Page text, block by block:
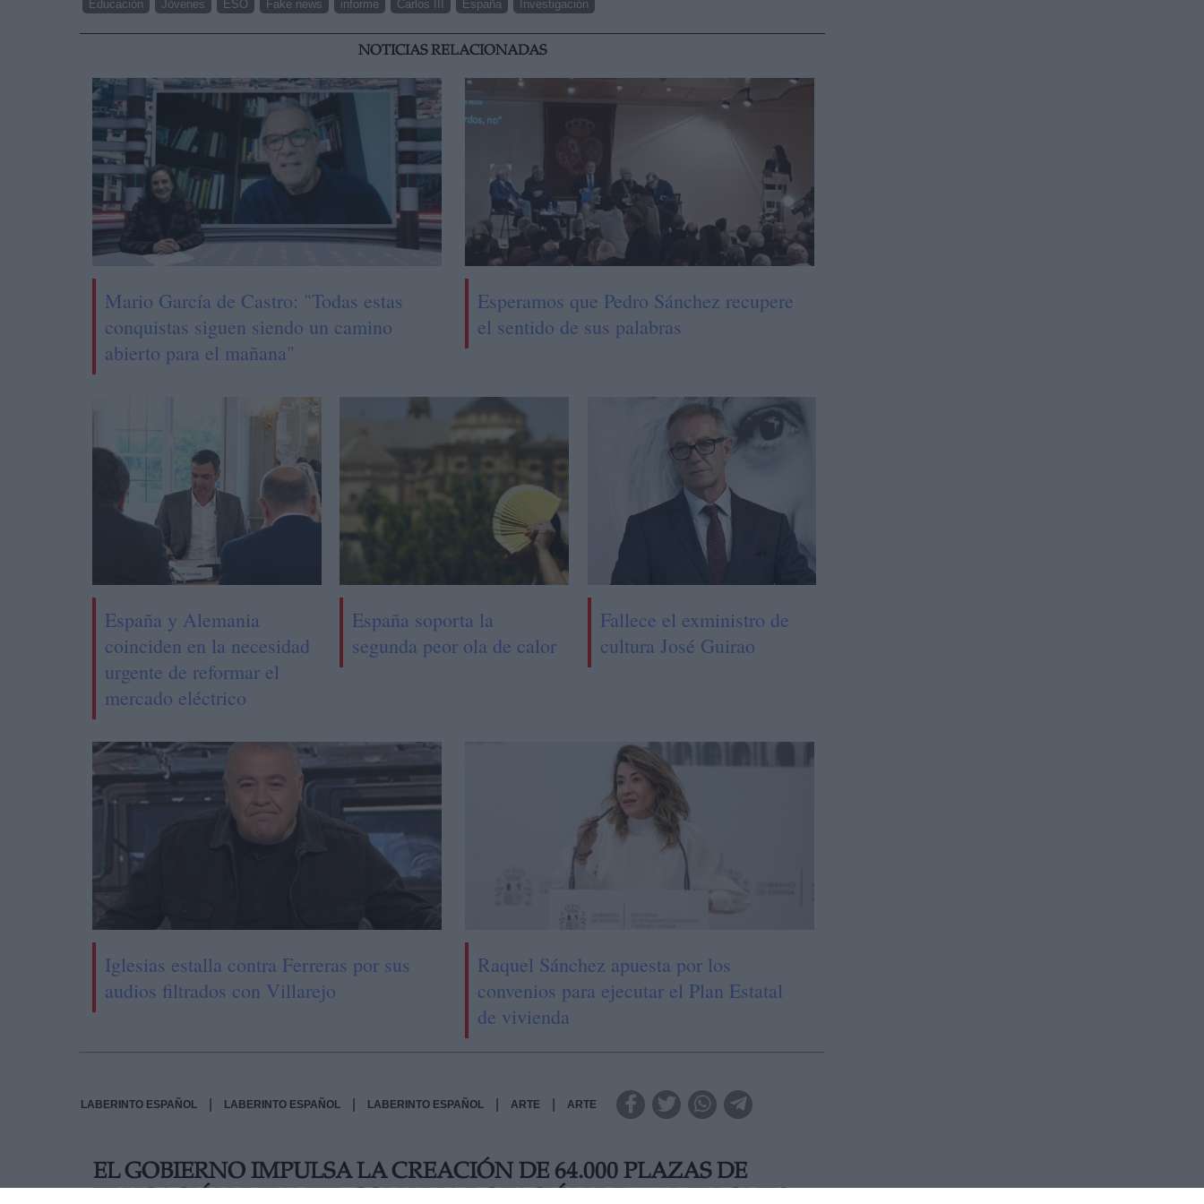
Educación Jóvenes ESO Fake news informe Carlos III España Investigación
NOTICIAS RELACIONADAS
Mario García de Castro: "Todas estas
conquistas siguen siendo un camino
abierto para el mañana"
Esperamos que Pedro Sánchez recupere
el sentido de sus palabras
España y Alemania
coinciden en la necesidad
urgente de reformar el
mercado eléctrico
España soporta la
segunda peor ola de calor
Fallece el exministro de
cultura José Guirao
Iglesias estalla contra Ferreras por sus
audios filtrados con Villarejo
Raquel Sánchez apuesta por los
convenios para ejecutar el Plan Estatal
de vivienda
LABERINTO ESPAÑOL LABERINTO ESPAÑOL LABERINTO ESPAÑOL ARTE ARTE
EL GOBIERNO IMPULSA LA CREACIÓN DE 64.000 PLAZAS DE